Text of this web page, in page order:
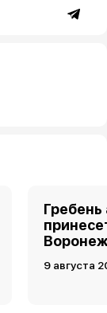
9 августа